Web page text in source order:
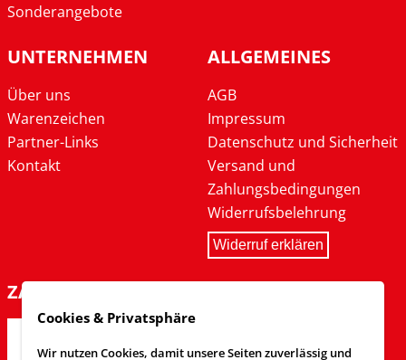
Sonderangebote
UNTERNEHMEN
Über uns
Warenzeichen
Partner-Links
Kontakt
ALLGEMEINES
AGB
Impressum
Datenschutz und Sicherheit
Versand und
Zahlungsbedingungen
Widerrufsbelehrung
Widerruf erklären
ZAHLARTEN
Cookies & Privatsphäre
Wir nutzen Cookies, damit unsere Seiten zuverlässig und